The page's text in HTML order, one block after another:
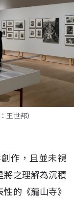
王世邦）
作，且並未視
將之理解為沉積
的《龍山寺》